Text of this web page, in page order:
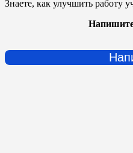
Знаете, как улучшить работу